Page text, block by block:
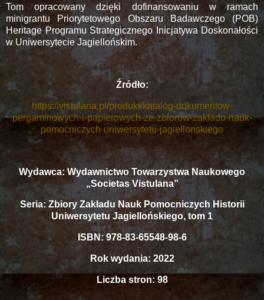
Tom opracowany dzięki dofinansowaniu w ramach
minigrantu Priorytetowego Obszaru Badawczego (POB)
Heritage Programu Strategicznego Inicjatywa Doskonałości
w Uniwersytecie Jagiellońskim.
Źródło:
https://vistulana.pl/produkt/katalog-dokumentow-
pergaminowych-i-papierowych-ze-zbiorow-zakladu-nauk-
pomocniczych-uniwersytetu-jagiellonskiego
Wydawca: Wydawnictwo Towarzystwa Naukowego
„Societas Vistulana”
Seria: Zbiory Zakładu Nauk Pomocniczych Historii
Uniwersytetu Jagiellońskiego, tom 1
ISBN: 978-83-65548-98-6
Rok wydania: 2022
Liczba stron: 98